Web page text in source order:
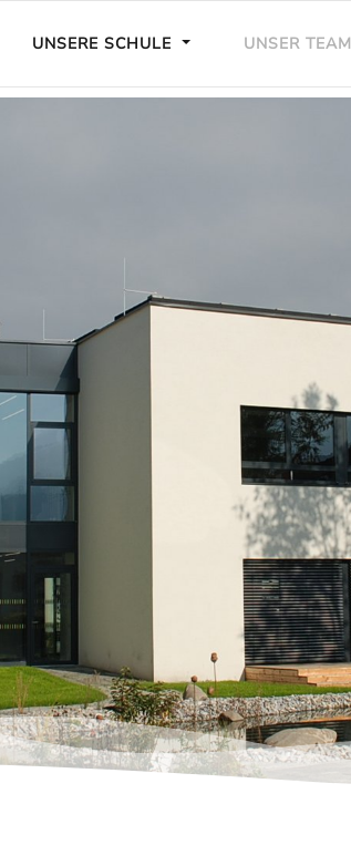
UNSERE SCHULE UNSER TEAM